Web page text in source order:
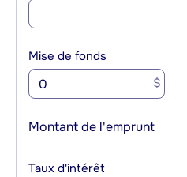
Mise de fonds
$
Montant de l'emprunt
Taux d'intérêt